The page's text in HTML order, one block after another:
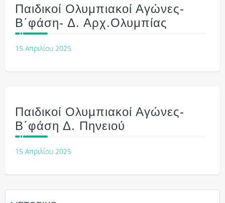
Παιδικοί Ολυμπιακοί Αγώνες-
Β΄φάση- Δ. Αρχ.Ολυμπίας
15 Απριλίου 2025
Παιδικοί Ολυμπιακοί Αγώνες-
Β΄φάση Δ. Πηνειού
15 Απριλίου 2025